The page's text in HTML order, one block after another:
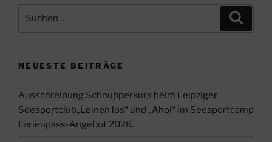
NEUESTE BEITRÄGE
Ausschreibung Schnupperkurs beim Leipziger
Seesportclub„Leinen los“ und „Ahoi“ im Seesportcamp
Ferienpass-Angebot 2026.